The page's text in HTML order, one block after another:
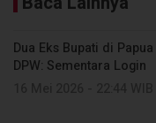
Dua Eks Bupati di
DPW: Sementara Login